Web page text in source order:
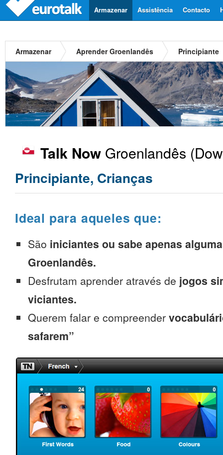
Contacto
Assistência
Armazenar
Armazenar Aprender Groenlandês Principiante
Talk Now Groenlandês
Principiante, Crianças
Ideal para aqueles que:
São iniciantes ou sabe apenas
Groenlandês.
Desfrutam aprender através de jogos
viciantes.
Querem falar e compreender
safarem”